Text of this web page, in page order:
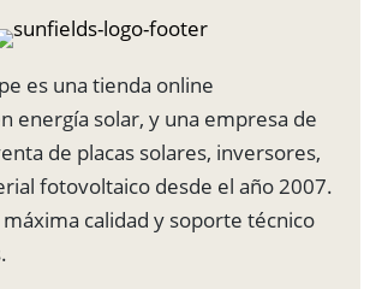
es una tienda online
energía solar, y una empresa de
de placas solares, inversores,
fotovoltaico desde el año 2007.
calidad y soporte técnico